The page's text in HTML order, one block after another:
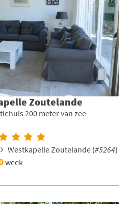
Zoutelande
200 meter van zee
Westkapelle Zoutelande (#5264)
week